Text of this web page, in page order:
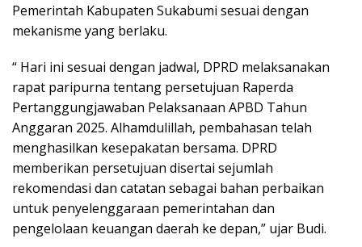
Pemerintah Kabupaten Sukabumi sesuai dengan
mekanisme yang berlaku.
“ Hari ini sesuai dengan jadwal, DPRD melaksanakan
rapat paripurna tentang persetujuan Raperda
Pertanggungjawaban Pelaksanaan APBD Tahun
Anggaran 2025. Alhamdulillah, pembahasan telah
menghasilkan kesepakatan bersama. DPRD
memberikan persetujuan disertai sejumlah
rekomendasi dan catatan sebagai bahan perbaikan
untuk penyelenggaraan pemerintahan dan
pengelolaan keuangan daerah ke depan,” ujar Budi.